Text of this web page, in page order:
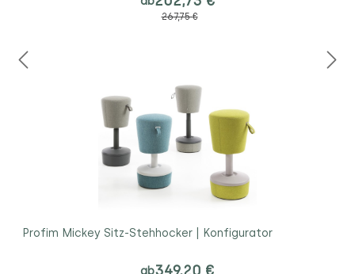
267,75 €
Profim Mickey Sitz-Stehhocker | Konfigurator
ab349,20 €